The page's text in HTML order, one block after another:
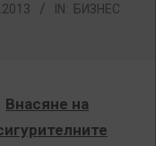
IN: БИЗНЕС
Внасяне на